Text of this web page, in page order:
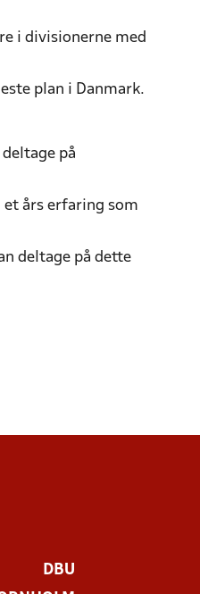
i divisionerne med
plan i Danmark.
på
års erfaring som
deltage på dette
DBU